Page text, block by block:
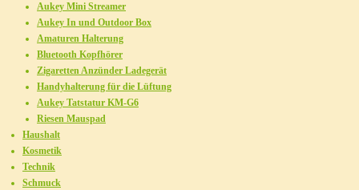
Aukey Mini Streamer
Aukey In und Outdoor Box
Amaturen Halterung
Bluetooth Kopfhörer
Zigaretten Anzünder Ladegerät
Handyhalterung für die Lüftung
Aukey Tatstatur KM-G6
Riesen Mauspad
Haushalt
Kosmetik
Technik
Schmuck